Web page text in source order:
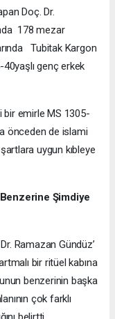
Doç. Dr.
178 mezar
Tubitak Kargon
genç erkek
bir emirle MS 1305-
önceden de islami
uygun kıbleye
Benzerine Şimdiye
Ramazan Gündüz’
bir ritüel kabına
benzerinin başka
çok farklı